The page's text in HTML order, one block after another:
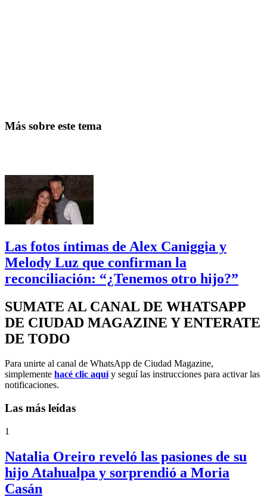
Más sobre este tema
Las fotos íntimas de Alex Caniggia y
Melody Luz que confirman la
reconciliación: “¿Tenemos otro hijo?”
SUMATE AL CANAL DE WHATSAPP
DE CIUDAD MAGAZINE Y ENTERATE
DE TODO
Para unirte al canal de WhatsApp de Ciudad Magazine,
simplemente hacé clic aquíy seguí las instrucciones para activar las
notificaciones.
Las más leídas
1
Natalia Oreiro reveló las pasiones de su
hijo Atahualpa y sorprendió a Moria
Casán